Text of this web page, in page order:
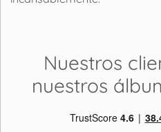
Nuestros
nuestros